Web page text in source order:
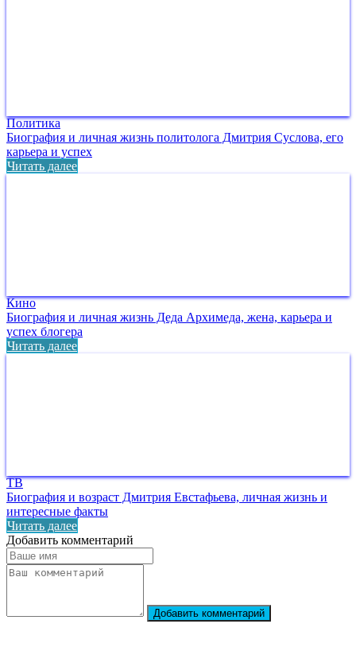
Политика
Биография и личная жизнь политолога Дмитрия Суслова, его
карьера и успех
Читать далее
Кино
Биография и личная жизнь Деда Архимеда, жена, карьера и
успех блогера
Читать далее
ТВ
Биография и возраст Дмитрия Евстафьева, личная жизнь и
интересные факты
Читать далее
Добавить комментарий
Добавить комментарий